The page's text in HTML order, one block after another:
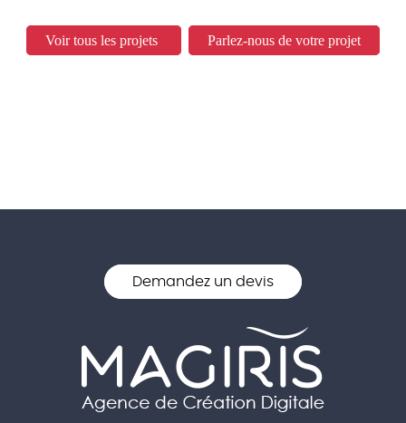
Voir tous les projets Parlez-nous de votre projet
Demandez un devis